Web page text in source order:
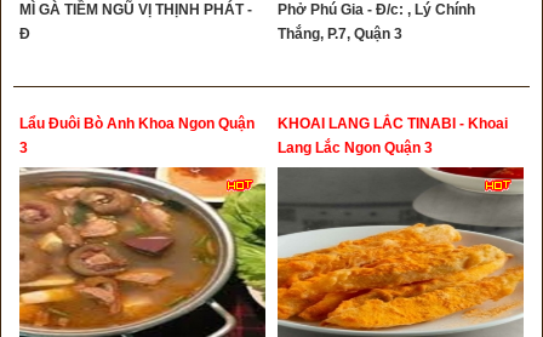
MÌ GÀ TIỀM NGŨ VỊ THỊNH PHÁT -
Đ
Phở Phú Gia - Đ/c: , Lý Chính
Thắng, P.7, Quận 3
Lẩu Đuôi Bò Anh Khoa Ngon Quận
3
KHOAI LANG LẮC TINABI - Khoai
Lang Lắc Ngon Quận 3